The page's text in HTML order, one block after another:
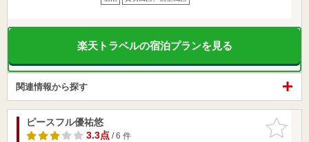
楽天トラベルの宿泊プランを見る
関連情報から探す
お気に入
りに追加
ピースフル優祐悠
3.3点/ 6 件